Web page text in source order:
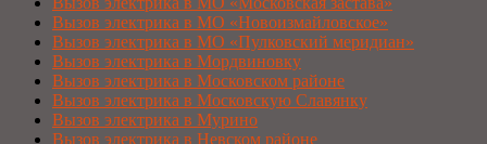
Вызов электрика в МО «Новоизмайловское»
Вызов электрика в МО «Пулковский меридиан»
Вызов электрика в Мордвиновку
Вызов электрика в Московском районе
Вызов электрика в Московскую Славянку
Вызов электрика в Мурино
Вызов электрика в Невском районе